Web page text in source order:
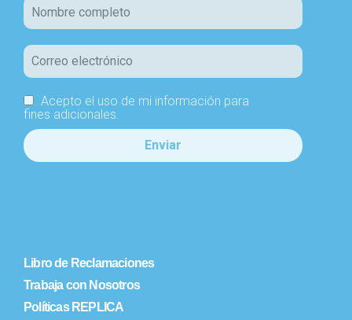
Acepto el uso de mi información para
fines adicionales.
Libro de Reclamaciones
Trabaja con Nosotros
Políticas REPLICA